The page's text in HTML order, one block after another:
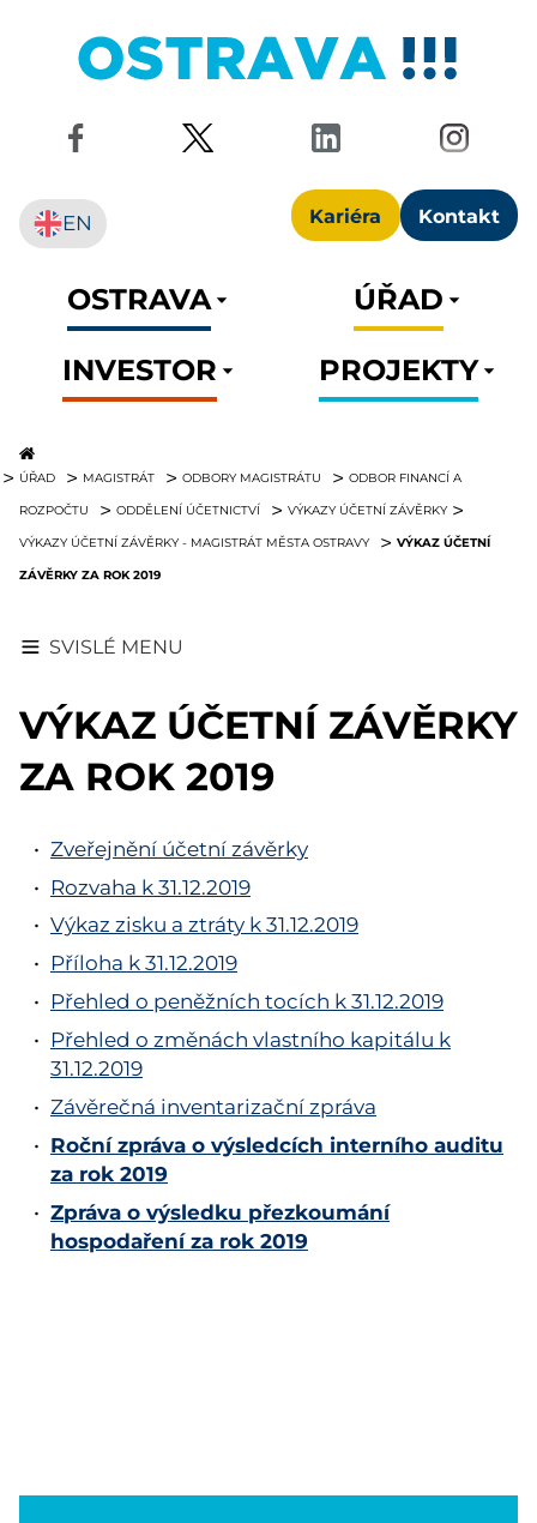
Kariéra Kontakt
EN
OSTRAVA
ÚŘAD
INVESTOR
PROJEKTY
ÚŘAD MAGISTRÁT ODBORY MAGISTRÁTU ODBOR FINANCÍ A
ROZPOČTU ODDĚLENÍ ÚČETNICTVÍ VÝKAZY ÚČETNÍ ZÁVĚRKY
VÝKAZY ÚČETNÍ ZÁVĚRKY - MAGISTRÁT MĚSTA OSTRAVY
VÝKAZ ÚČETNÍ
ZÁVĚRKY ZA ROK 2019
SVISLÉ MENU
VÝKAZ ÚČETNÍ ZÁVĚRKY
ZA ROK 2019
Zveřejnění účetní závěrky
Rozvaha k 31.12.2019
Výkaz zisku a ztráty k 31.12.2019
Příloha k 31.12.2019
Přehled o peněžních tocích k 31.12.2019
Přehled o změnách vlastního kapitálu k
31.12.2019
Závěrečná inventarizační zpráva
Roční zpráva o výsledcích interního auditu
za rok 2019
Zpráva o výsledku přezkoumání
hospodaření za rok 2019